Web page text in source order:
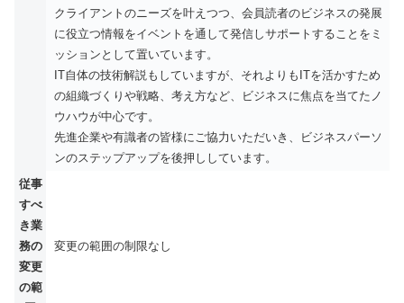
クライアントのニーズを叶えつつ、会員読者のビジネスの発展
に役立つ情報をイベントを通して発信しサポートすることをミ
ッションとして置いています。
IT自体の技術解説もしていますが、それよりもITを活かすため
の組織づくりや戦略、考え方など、ビジネスに焦点を当てたノ
ウハウが中心です。
先進企業や有識者の皆様にご協力いただいき、ビジネスパーソ
ンのステップアップを後押ししています。
従事
すべ
き業
務の
変更
の範
変更の範囲の制限なし